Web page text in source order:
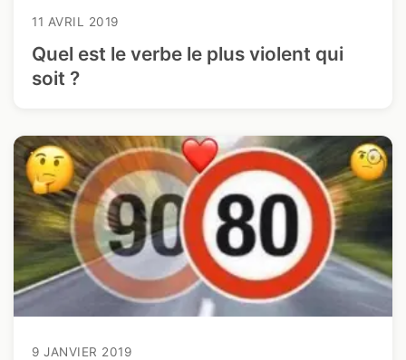
11 AVRIL 2019
Quel est le verbe le plus violent qui
soit ?
9 JANVIER 2019